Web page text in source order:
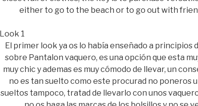
either to go to the beach or to go out with
Look 1
El primer look ya os lo había enseñado a principios
sobre Pantalon vaquero, es una opción que esta
muy chic y ademas es muy cómodo de llevar, un
no es tan suelto como este procurad no poneros
sueltos tampoco, tratad de llevarlo con unos